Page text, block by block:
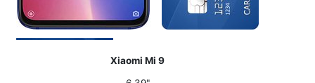
Xiaomi Mi 9